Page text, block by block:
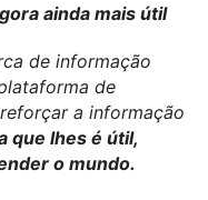
ainda mais útil
de informação
de
a informação
que lhes é útil,
o mundo.